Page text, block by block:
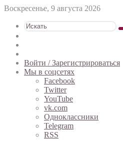
Воскресенье, 9 августа 2026
статья
Войти / Зарегистрироваться
Мы в соцсетях
Facebook
Twitter
YouTube
vk.com
Одноклассники
Telegram
RSS